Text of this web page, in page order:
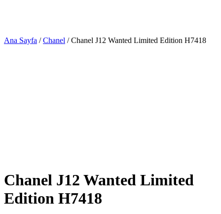
Ana Sayfa /Chanel / Chanel J12 Wanted Limited Edition H7418
Chanel J12 Wanted Limited
Edition H7418